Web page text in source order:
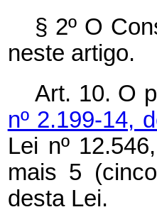
§ 2º O
neste artigo.
Art. 10. O
nº 2.199-14,
Lei nº
mais 5
desta Lei.